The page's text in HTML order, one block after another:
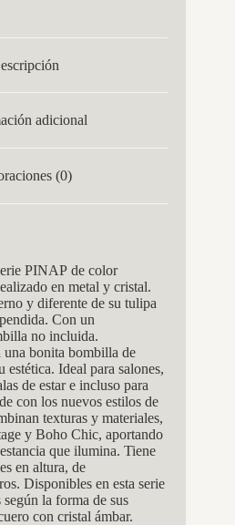
adicional
(0)
PINAP de color
en metal y cristal.
y diferente de su tulipa
Con un
no incluida.
bonita bombilla de
estética. Ideal para salones,
de estar e incluso para
con los nuevos estilos de
texturas y materiales,
y Boho Chic, aportando
que ilumina. Tiene
en altura, de
Disponibles en esta serie
la forma de sus
con cristal ámbar.